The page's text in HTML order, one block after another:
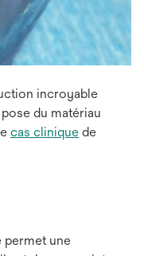
incroyable
du matériau
cas clinique de
permet une